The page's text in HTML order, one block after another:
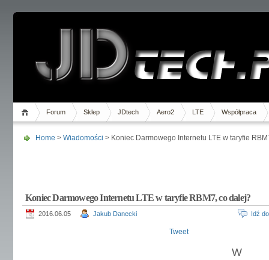
Forum Sklep JDtech Aero2 LTE Współpraca
Home > Wiadomości > Koniec Darmowego Internetu LTE w taryfie
Koniec Darmowego Internetu LTE w taryfie RBM7, co dalej?
2016.06.05 Jakub Danecki Idź
Tweet
W